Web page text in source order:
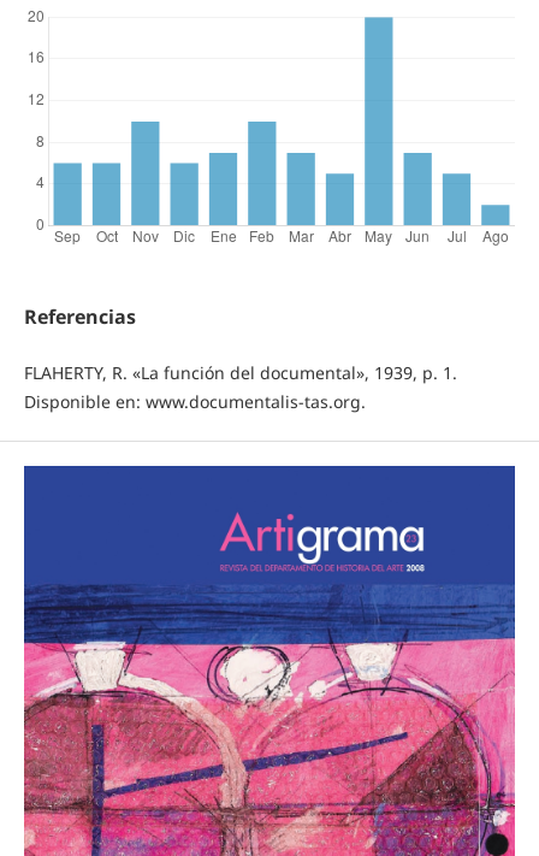
Referencias
FLAHERTY, R. «La función del documental», 1939, p. 1.
Disponible en: www.documentalis-tas.org.